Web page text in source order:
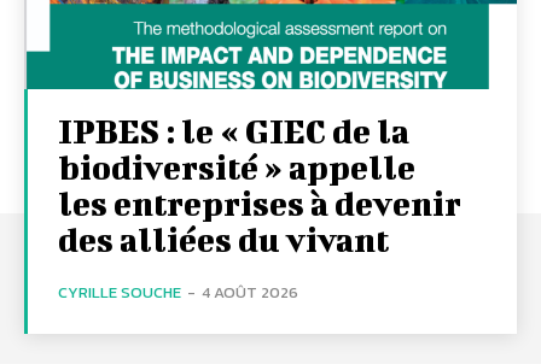
IPBES : le « GIEC de la
biodiversité » appelle
les entreprises à devenir
des alliées du vivant
CYRILLE SOUCHE - 4 AOÛT 2026